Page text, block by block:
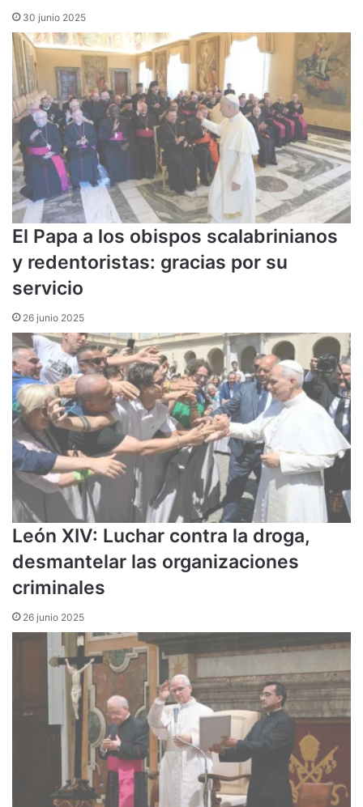
30 junio 2025
El Papa a los obispos scalabrinianos
y redentoristas: gracias por su
servicio
26 junio 2025
León XIV: Luchar contra la droga,
desmantelar las organizaciones
criminales
26 junio 2025